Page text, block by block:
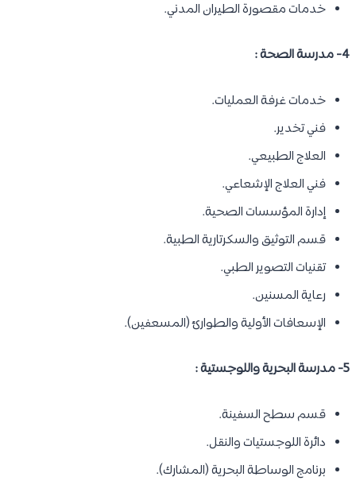
خدمات مقصورة الطيران المدني.
4- مدرسة الصحة :
خدمات غرفة العمليات.
فني تخدير.
العلاج الطبيعي.
فني العلاج الإشعاعي.
إدارة المؤسسات الصحية.
قسم التوثيق والسكرتارية الطبية.
تقنيات التصوير الطبي.
رعاية المسنين.
الإسعافات الأولية والطوارئ (المسعفين).
5- مدرسة البحرية واللوجستية :
قسم سطح السفينة.
دائرة اللوجستيات والنقل.
برنامج الوساطة البحرية (المشارك).